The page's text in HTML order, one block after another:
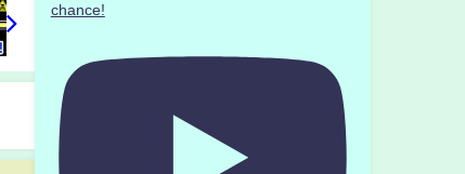
chance!